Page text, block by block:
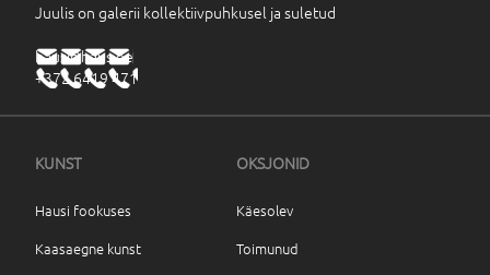
Juulis on galerii kollektiivpuhkusel ja suletud
haus@haus.ee
+372 6419 471
KUNST
Hausi fookuses
Kaasaegne kunst
OKSJONID
Käesolev
Toimunud